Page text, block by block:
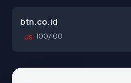
btn.co.id
US 100/100